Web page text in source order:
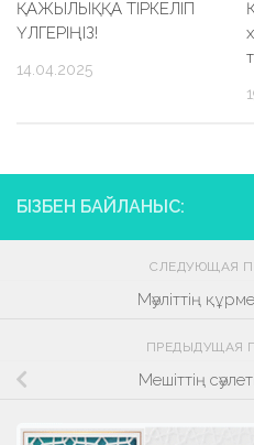
ҚАЖЫЛЫҚҚА ТІРКЕЛІП
ҮЛГЕРІҢІЗ!
14.04.2025
БІЗБЕН БАЙЛАНЫС:
СЛЕДУЮЩАЯ
Мәуліттің
ПРЕДЫДУЩАЯ
Мешіттің